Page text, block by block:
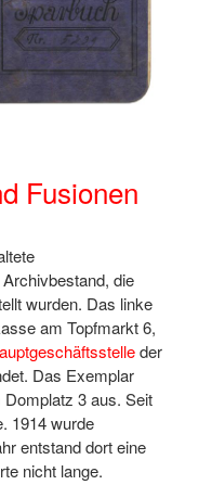
Fusionen
die
wurden. Das linke
am Topfmarkt 6,
der
Das Exemplar
3 aus. Seit
1914 wurde
entstand dort eine
nicht lange.